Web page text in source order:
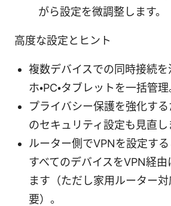
がら設定を微調整します。
高度な設定とヒント
複数デバイスでの同時接続を
ホ・PC・タブレットを一括管理
プライバシー保護を強化す
のセキュリティ設定も見直し
ルーター側でVPNを設定す
すべてのデバイスをVPN経
ます（ただし家用ルーター
要）。